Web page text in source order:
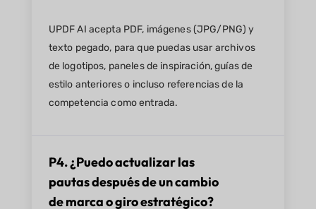
UPDF AI acepta PDF, imágenes (JPG/PNG) y
texto pegado, para que puedas usar archivos
de logotipos, paneles de inspiración, guías de
estilo anteriores o incluso referencias de la
competencia como entrada.
P4. ¿Puedo actualizar las
pautas después de un cambio
de marca o giro estratégico?